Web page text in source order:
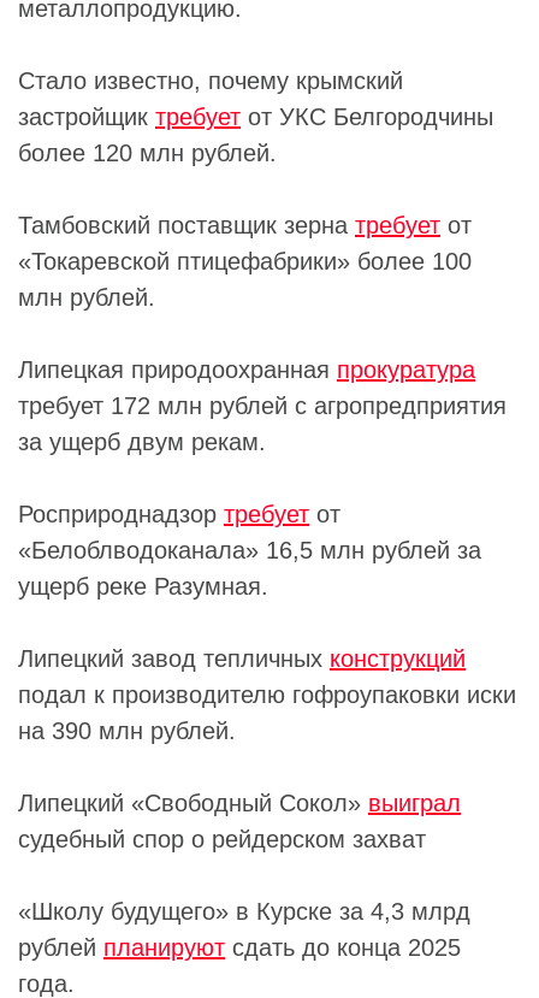
металлопродукцию.
Стало известно, почему крымский
застройщик требует от УКС Белгородчины
более 120 млн рублей.
Тамбовский поставщик зерна требует от
«Токаревской птицефабрики» более 100
млн рублей.
Липецкая природоохранная прокуратура
требует 172 млн рублей с агропредприятия
за ущерб двум рекам.
Росприроднадзор требует от
«Белоблводоканала» 16,5 млн рублей за
ущерб реке Разумная.
Липецкий завод тепличных конструкций
подал к производителю гофроупаковки иски
на 390 млн рублей.
Липецкий «Свободный Сокол» выиграл
судебный спор о рейдерском захват
«Школу будущего» в Курске за 4,3 млрд
рублей планируют сдать до конца 2025
года.